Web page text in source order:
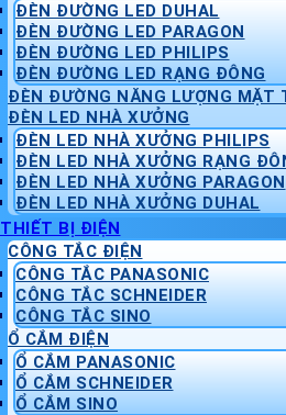
ĐÈN ĐƯỜNG LED DUHAL
ĐÈN ĐƯỜNG LED PARAGON
ĐÈN ĐƯỜNG LED PHILIPS
ĐÈN ĐƯỜNG LED RẠNG ĐÔNG
ĐÈN ĐƯỜNG NĂNG LƯỢNG MẶT
ĐÈN LED NHÀ XƯỞNG
ĐÈN LED NHÀ XƯỞNG PHILIPS
ĐÈN LED NHÀ XƯỞNG RẠNG
ĐÈN LED NHÀ XƯỞNG PARAGON
ĐÈN LED NHÀ XƯỞNG DUHAL
THIẾT BỊ ĐIỆN
CÔNG TẮC ĐIỆN
CÔNG TẮC PANASONIC
CÔNG TẮC SCHNEIDER
CÔNG TẮC SINO
Ổ CẮM ĐIỆN
Ổ CẮM PANASONIC
Ổ CẮM SCHNEIDER
Ổ CẮM SINO